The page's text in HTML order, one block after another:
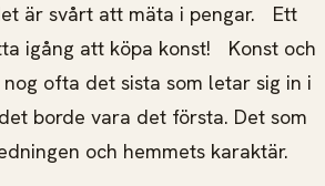
är svårt att mäta i pengar. Ett
igång att köpa konst! Konst och
ofta det sista som letar sig in i
borde vara det första. Det som
och hemmets karaktär.